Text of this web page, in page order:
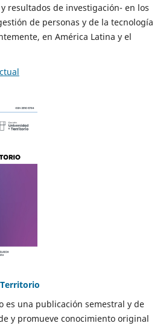
resultados de investigación- en los
de personas y de la tecnología
en América Latina y el
es una publicación semestral y de
y promueve conocimiento original